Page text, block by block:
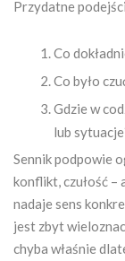
Przydatne
Co
Co było
Gdzie w
lub
Sennik podpowie
konflikt, czułość –
nadaje sens
jest zbyt
chyba właśnie